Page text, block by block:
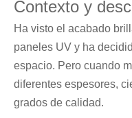
Contexto y
Ha visto el acabado
paneles UV y ha
espacio. Pero cuando
diferentes espesores,
grados de calidad.